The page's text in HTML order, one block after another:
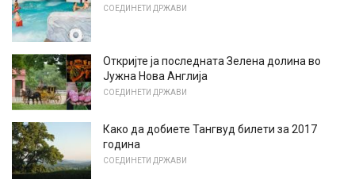
СОЕДИНЕТИ ДРЖАВИ
Откријте ја последната Зелена долина во
Јужна Нова Англија
СОЕДИНЕТИ ДРЖАВИ
Како да добиете Тангвуд билети за 2017
година
СОЕДИНЕТИ ДРЖАВИ